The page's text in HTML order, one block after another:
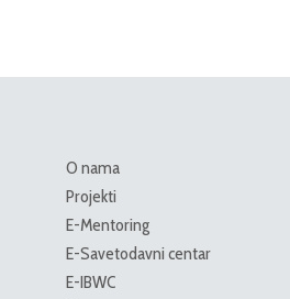
O nama
Projekti
E-Mentoring
E-Savetodavni centar
E-IBWC